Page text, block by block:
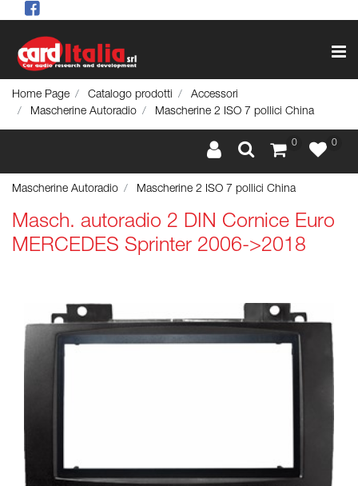
Home Page Catalogo prodotti
Accessori
Mascherine Autoradio
Mascherine 2 ISO 7 pollici China
0 0
Mascherine Autoradio Mascherine 2 ISO 7 pollici China
Masch. autoradio 2 DIN Cornice Euro
MERCEDES Sprinter 2006->2018